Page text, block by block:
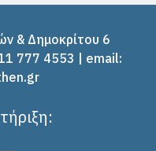
& Δημοκρίτου 6
777 4553 | email: